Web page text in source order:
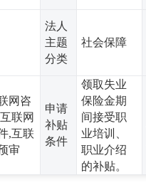
法人
主题
分类
社会保障
网咨
联网
,互联
审
申请
补贴
条件
领取失业
保险金期
间接受职
业培训、
职业介绍
的补贴。